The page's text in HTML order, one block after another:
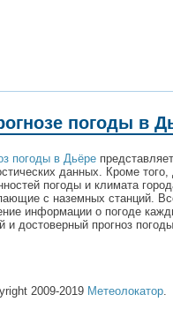
погоды в
погоды в Дьёре
данных. Кроме
погоды и климата
с наземных станций.
информации о погоде
и достоверный прогноз
2009-2019 Метеолокатор